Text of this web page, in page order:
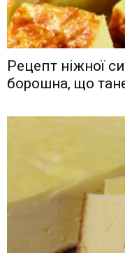
Рецепт ніжної
борошна, що